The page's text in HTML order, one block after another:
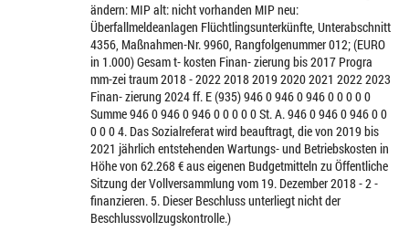
ändern: MIP alt: nicht vorhanden MIP neu:
Überfallmeldeanlagen Flüchtlingsunterkünfte, Unterabschnitt
4356, Maßnahmen-Nr. 9960, Rangfolgenummer 012; (EURO
in 1.000) Gesam t- kosten Finan- zierung bis 2017 Progra
mm-zei traum 2018 - 2022 2018 2019 2020 2021 2022 2023
Finan- zierung 2024 ff. E (935) 946 0 946 0 946 0 0 0 0 0
Summe 946 0 946 0 946 0 0 0 0 0 St. A. 946 0 946 0 946 0 0
0 0 0 4. Das Sozialreferat wird beauftragt, die von 2019 bis
2021 jährlich entstehenden Wartungs- und Betriebskosten in
Höhe von 62.268 € aus eigenen Budgetmitteln zu Öffentliche
Sitzung der Vollversammlung vom 19. Dezember 2018 - 2 -
finanzieren. 5. Dieser Beschluss unterliegt nicht der
Beschlussvollzugskontrolle.)